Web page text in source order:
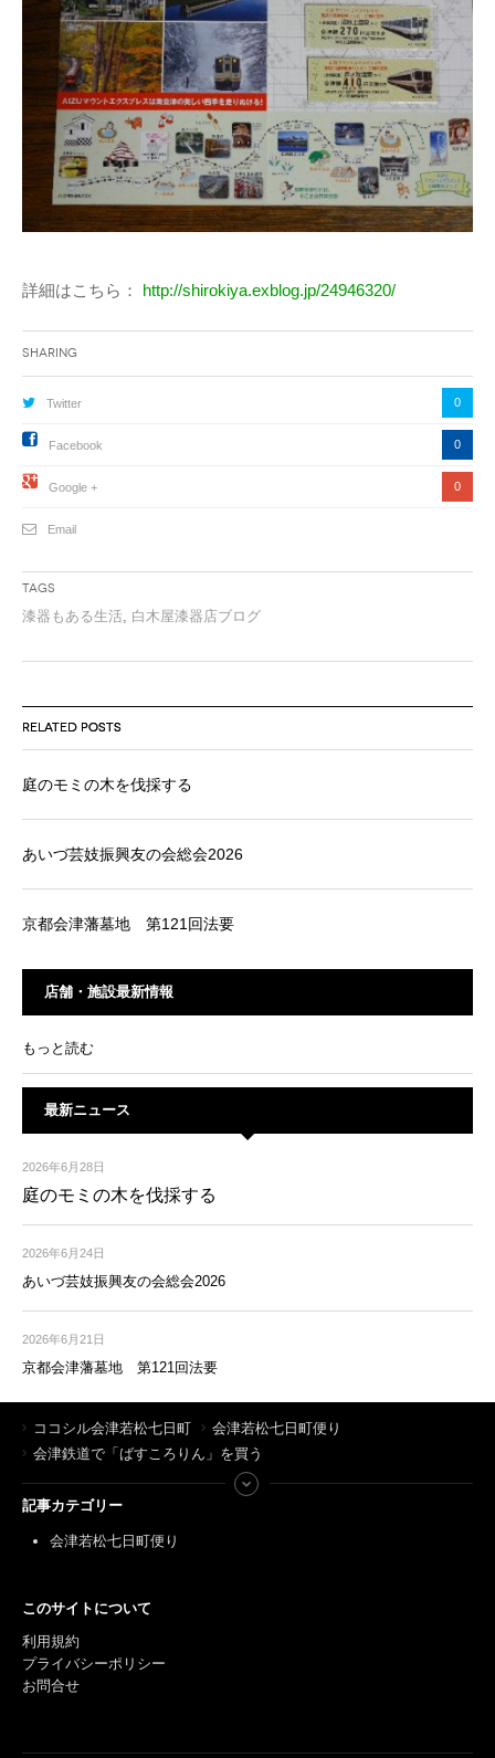
詳細はこちら： http://shirokiya.exblog.jp/24946320/
Sharing
Twitter 0
Facebook 0
Google + 0
Email
Tags
漆器もある生活, 白木屋漆器店ブログ
RELATED POSTS
庭のモミの木を伐採する
あいづ芸妓振興友の会総会2026
京都会津藩墓地 第121回法要
店舗・施設最新情報
もっと読む
最新ニュース
2026年6月28日
庭のモミの木を伐採する
2026年6月24日
あいづ芸妓振興友の会総会2026
2026年6月21日
京都会津藩墓地 第121回法要
ココシル会津若松七日町
会津若松七日町便り
会津鉄道で「ばすころりん」を買う
記事カテゴリー
会津若松七日町便り
このサイトについて
利用規約
プライバシーポリシー
お問合せ